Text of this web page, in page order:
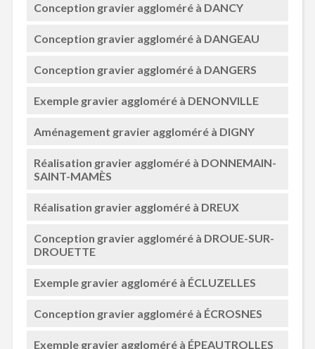
Conception gravier aggloméré à DANCY
Conception gravier aggloméré à DANGEAU
Conception gravier aggloméré à DANGERS
Exemple gravier aggloméré à DENONVILLE
Aménagement gravier aggloméré à DIGNY
Réalisation gravier aggloméré à DONNEMAIN-
SAINT-MAMÈS
Réalisation gravier aggloméré à DREUX
Conception gravier aggloméré à DROUE-SUR-
DROUETTE
Exemple gravier aggloméré à ÉCLUZELLES
Conception gravier aggloméré à ÉCROSNES
Exemple gravier aggloméré à ÉPEAUTROLLES